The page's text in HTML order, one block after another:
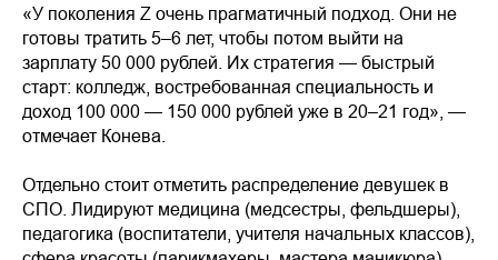
«У поколения Z очень прагматичный подход. Они не
готовы тратить 5–6 лет, чтобы потом выйти на
зарплату 50 000 рублей. Их стратегия — быстрый
старт: колледж, востребованная специальность и
доход 100 000 — 150 000 рублей уже в 20–21 год», —
отмечает Конева.
Отдельно стоит отметить распределение девушек в
СПО. Лидируют медицина (медсестры, фельдшеры),
педагогика (воспитатели, учителя начальных классов),